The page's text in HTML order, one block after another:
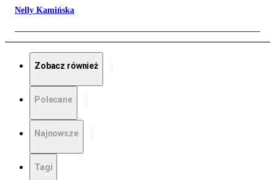
Nelly Kamińska
Zobacz również
Polecane
Najnowsze
Tagi